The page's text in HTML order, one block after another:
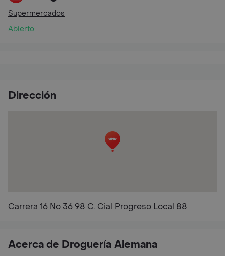
Supermercados
Abierto
Dirección
Carrera 16 No 36 98 C. Cial Progreso Local 88
Acerca de Droguería Alemana